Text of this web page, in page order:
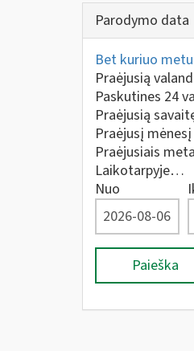
Parodymo data
Bet kuriuo metu
Praėjusią
Paskutines 24
Praėjusią
Praėjusį mėnesį
Praėjusiais
Laikotarpyje…
Nuo
Paieška